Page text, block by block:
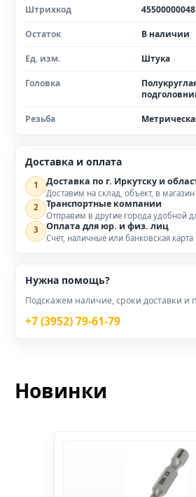
Штрихкод
Остаток В наличии
Ед. изм. Штука
Головка
Резьба
Доставка и оплата
1 Доставка по г. Иркутску и
Доставим на склад, объект, в
2 Транспортные компании
Отправим в другие города удобной
3 Оплата для юр. и физ. лиц
Счёт, наличные или банковская карта
Нужна помощь?
Подскажем наличие, сроки доставки и
+7 (3952) 79-61-79
Новинки